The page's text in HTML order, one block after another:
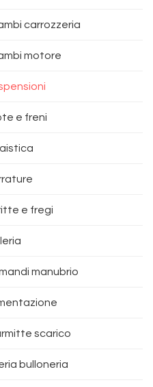
carrozzeria
motore
e freni
e fregi
manubrio
scarico
bulloneria